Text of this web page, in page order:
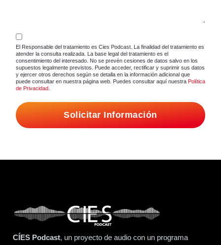
El Responsable del tratamiento es Cies Podcast. La finalidad del tratamiento es
atender la consulta realizada. La base legal del tratamiento es el
consentimiento del interesado. No se prevén cesiones de datos salvo en los
supuestos legalmente previstos. Puede acceder, rectificar y suprimir sus datos
y ejercer otros derechos según se detalla en la información adicional que
puede consultar en nuestra página web. Puedes consultar aquí nuestra Política
de Privacidad
Solicitar Información
CÍES Podcast, un proyecto de audio con un programa